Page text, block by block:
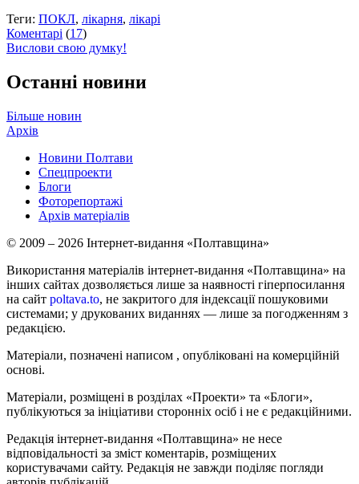
Теги: ПОКЛ, лікарня, лікарі
Коментарі (17)
Вислови свою думку!
Останні новини
Більше новин
Архів
Новини Полтави
Спецпроекти
Блоги
Фоторепортажі
Архів матеріалів
© 2009 – 2026 Інтернет-видання «Полтавщина»
Використання матеріалів інтернет-видання «Полтавщина» на
інших сайтах дозволяється лише за наявності гіперпосилання
на сайт poltava.to, не закритого для індексації пошуковими
системами; у друкованих виданнях — лише за погодженням з
редакцією.
Матеріали, позначені написом , опубліковані на комерційній
основі.
Матеріали, розміщені в розділах «Проекти» та «Блоги»,
публікуються за ініціативи сторонніх осіб і не є редакційними.
Редакція інтернет-видання «Полтавщина» не несе
відповідальності за зміст коментарів, розміщених
користувачами сайту. Редакція не завжди поділяє погляди